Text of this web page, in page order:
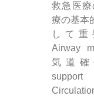
救急医療
療の基本
して重
Airway
気道確